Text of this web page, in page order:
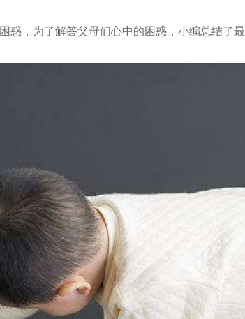
，为了解答父母们心中的困惑，小编总结了